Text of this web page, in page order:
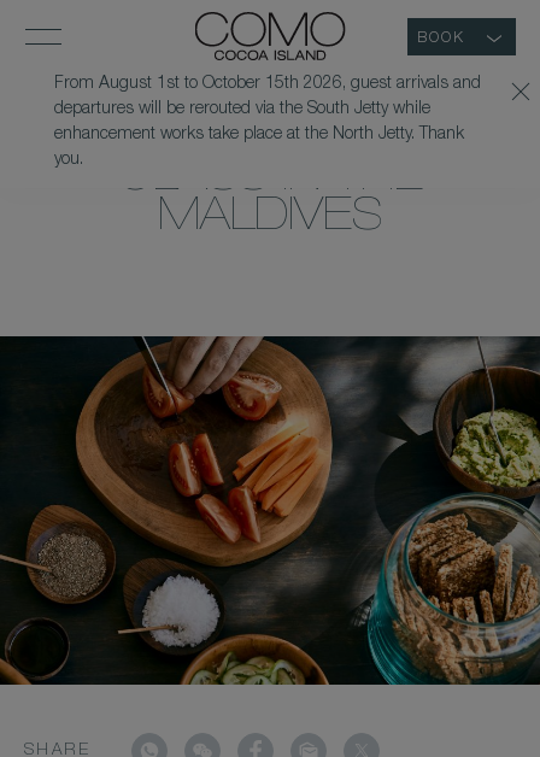
From August 1st to October 15th 2026, guest arrivals and
departures will be rerouted via the South Jetty while
enhancement works take place at the North Jetty. Thank
you.
BOOK
PRIVATE COOKING
CLASS IN THE
MALDIVES
SHARE